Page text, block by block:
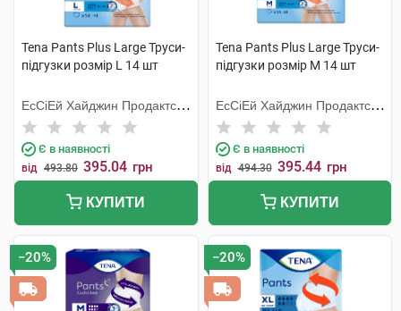
Tena Pants Plus Large Труси-
підгузки розмір L 14 шт
ЕсСіЕй Хайджин Продактс
Хугезанд
Є в наявності
від 493.80 395.04 грн
КУПИТИ
Tena Pants Plus Large Труси-
підгузки розмір M 14 шт
ЕсСіЕй Хайджин Продактс
Хугезанд
Є в наявності
від 494.30 395.44 грн
КУПИТИ
−20% −20%